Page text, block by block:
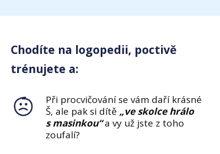
Chodíte na logopedii, poctivě
trénujete a:
Při procvičování se vám daří krásné
Š, ale pak si dítě „ve skolce hrálo
s masinkou“a vy už jste z toho
zoufalí?